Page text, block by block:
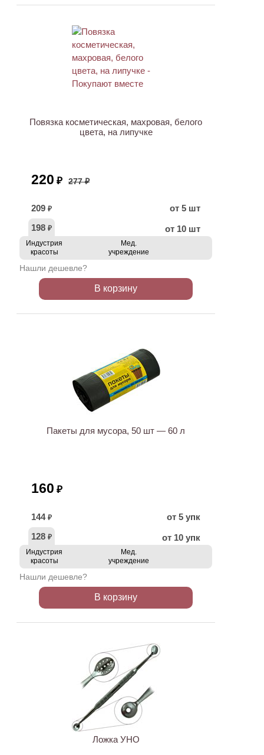
Повязка косметическая, махровая, белого
цвета, на липучке
220 ₽ 277 ₽
209 ₽
от 5 шт
198 ₽ от 10 шт
Индустрия
красоты
Мед.
учреждение
Нашли дешевле?
В корзину
Пакеты для мусора, 50 шт — 60 л
160 ₽
144 ₽
от 5 упк
128 ₽ от 10 упк
Индустрия
красоты
Мед.
учреждение
Нашли дешевле?
В корзину
Ложка УНО